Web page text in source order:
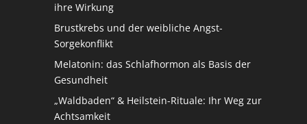
ihre Wirkung
Brustkrebs und der weibliche Angst-
Sorgekonflikt
Melatonin: das Schlafhormon als Basis der
Gesundheit
„Waldbaden“ & Heilstein-Rituale: Ihr Weg zur
Achtsamkeit